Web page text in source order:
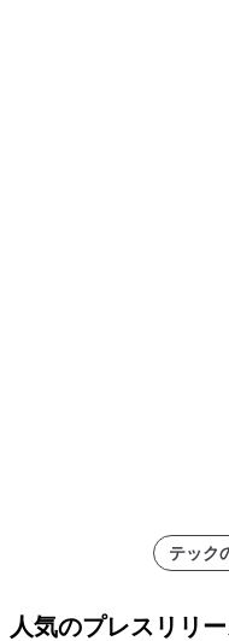
テック
人気のプレスリリ